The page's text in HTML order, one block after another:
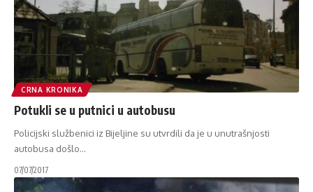
CRNA KRONIKA
Potukli se u putnici u autobusu
Policijski službenici iz Bijeljine su utvrdili da je u unutrašnjosti
autobusa došlo…
07/07/2017